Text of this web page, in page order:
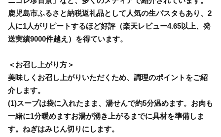
鹿児島市ふるさと納税返礼品として人気の生パスタもあり、2
人に1人がリピートするほど好評（楽天レビュー4.65以上、発
送実績9000件越え）を得ています。
＜お召し上がり方＞
美味しくお召し上がりいただくため、調理のポイントをご紹
介します。
(1)スープは袋に入れたまま、湯せんで約5分温めます。お肉も
一緒に1分暖めますお湯が湧き上がるまでに具材を準備しま
す。ねぎはみじん切りにします。